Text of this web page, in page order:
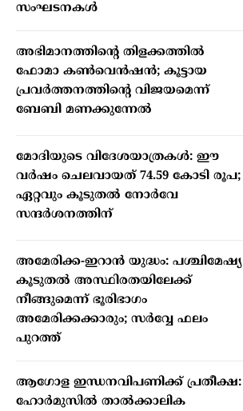
സംഘടനകൾ
അഭിമാനത്തിന്റെ തിളക്കത്തില്‍
ഫോമാ കണ്‍വെന്‍ഷന്‍; കൂട്ടായ
പ്രവര്‍ത്തനത്തിന്റെ വിജയമെന്ന്
ബേബി മണക്കുന്നേല്‍
മോദിയുടെ വിദേശയാത്രകൾ: ഈ
വർഷം ചെലവായത് 74.59 കോടി രൂപ;
ഏറ്റവും കൂടുതൽ നോർവേ
സന്ദർശനത്തിന്
അമേരിക്ക-ഇറാൻ യുദ്ധം: പശ്ചിമേഷ്യ
കൂടുതൽ അസ്ഥിരതയിലേക്ക്
നീങ്ങുമെന്ന് ഭൂരിഭാഗം
അമേരിക്കക്കാരും; സർവ്വേ ഫലം
പുറത്ത്
ആഗോള ഇന്ധനവിപണിക്ക് പ്രതീക്ഷ:
ഹോർമുസിൽ താൽക്കാലിക